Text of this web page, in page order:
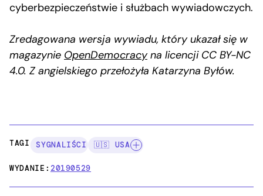
cyberbezpieczeństwie i służbach wywiadowczych.
Zredagowana wersja wywiadu, który ukazał się w
magazynie OpenDemocracyna licencji CC BY-NC
4.0. Z angielskiego przełożyła Katarzyna Byłów.
TAGI: SYGNALIŚCI 🇺🇸 USA
WYDANIE:20190529